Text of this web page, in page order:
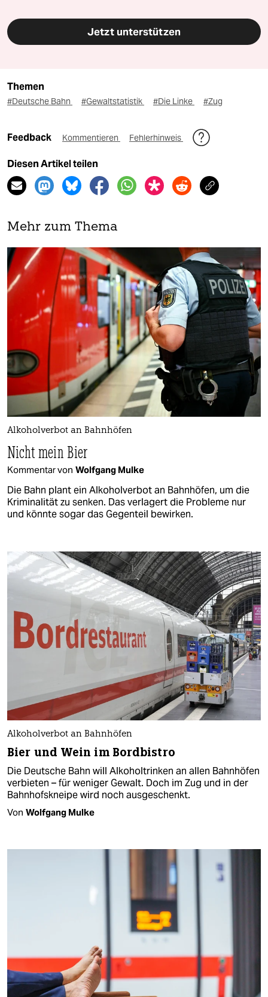
Jetzt unterstützen
Themen
#Deutsche Bahn #Gewaltstatistik #Die Linke #Zug
Feedback Kommentieren Fehlerhinweis
Diesen Artikel teilen
Mehr zum Thema
Alkoholverbot an Bahnhöfen
Nicht mein Bier
Kommentar von Wolfgang Mulke
Die Bahn plant ein Alkoholverbot an Bahnhöfen, um die
Kriminalität zu senken. Das verlagert die Probleme nur
und könnte sogar das Gegenteil bewirken.
Alkoholverbot an Bahnhöfen
Bier und Wein im Bordbistro
Die Deutsche Bahn will Alkoholtrinken an allen Bahnhöfen
verbieten – für weniger Gewalt. Doch im Zug und in der
Bahnhofskneipe wird noch ausgeschenkt.
Von Wolfgang Mulke